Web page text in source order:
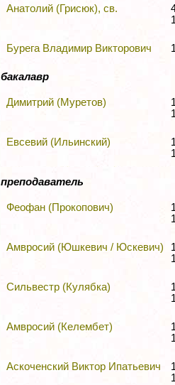
Анатолий (Грисюк), св.
Бурега Владимир Викторович
бакалавр
Димитрий (Муретов)
Евсевий (Ильинский)
преподаватель
Феофан (Прокопович)
Амвросий (Юшкевич / Юскевич)
Сильвестр (Кулябка)
Амвросий (Келембет)
Аскоченский Виктор Ипатьевич